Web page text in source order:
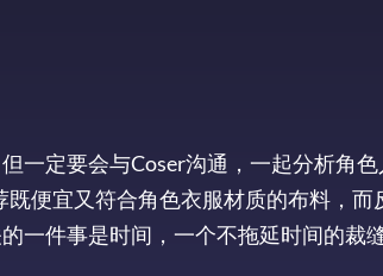
一定要会与Coser沟通，一起分析角
便宜又符合角色衣服材质的布料，而
一件事是时间，一个不拖延时间的裁